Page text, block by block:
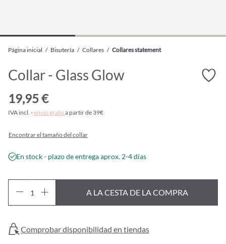
Página inicial / Bisutería / Collares / Collares statement
Collar - Glass Glow
19,95 €
IVA incl. -envío gratisa partir de 39€
Encontrar el tamaño del collar
En stock - plazo de entrega aprox. 2-4 días
A LA CESTA DE LA COMPRA
Comprobar disponibilidad en tiendas